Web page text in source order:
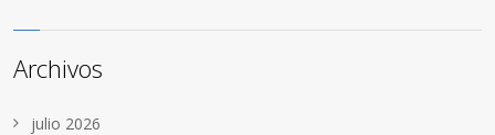
Archivos
julio 2026